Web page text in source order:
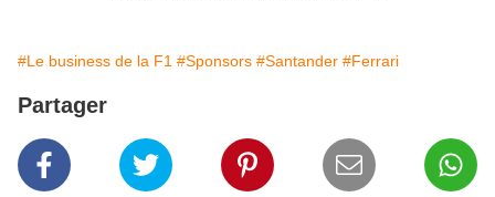
#Le business de la F1 #Sponsors #Santander #Ferrari
Partager